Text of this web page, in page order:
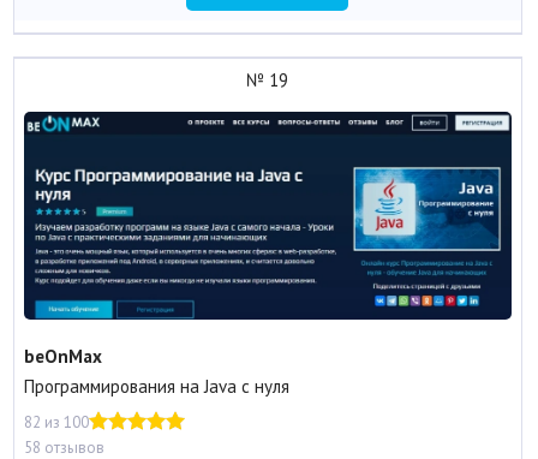
№ 19
beOnMax
Программирования на Java с нуля
82 из 100
58 отзывов